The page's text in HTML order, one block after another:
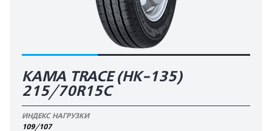
KAMA TRACE (HK-135)
215/70R15C
ИНДЕКС НАГРУЗКИ
109/107